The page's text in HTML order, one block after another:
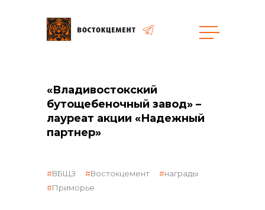
общая информация
объявленные закупки
«Владивостокский
бутощебеночный завод» –
лауреат акции «Надежный
партнер»
ВБЩЗ Востокцемент
награды
Приморье